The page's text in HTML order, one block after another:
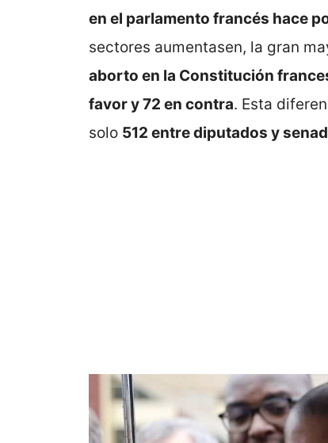
en el parlamento francés hace
sectores aumentasen, la gran
aborto en la Constitución
favor y 72 en contra. Esta
solo 512 entre diputados y